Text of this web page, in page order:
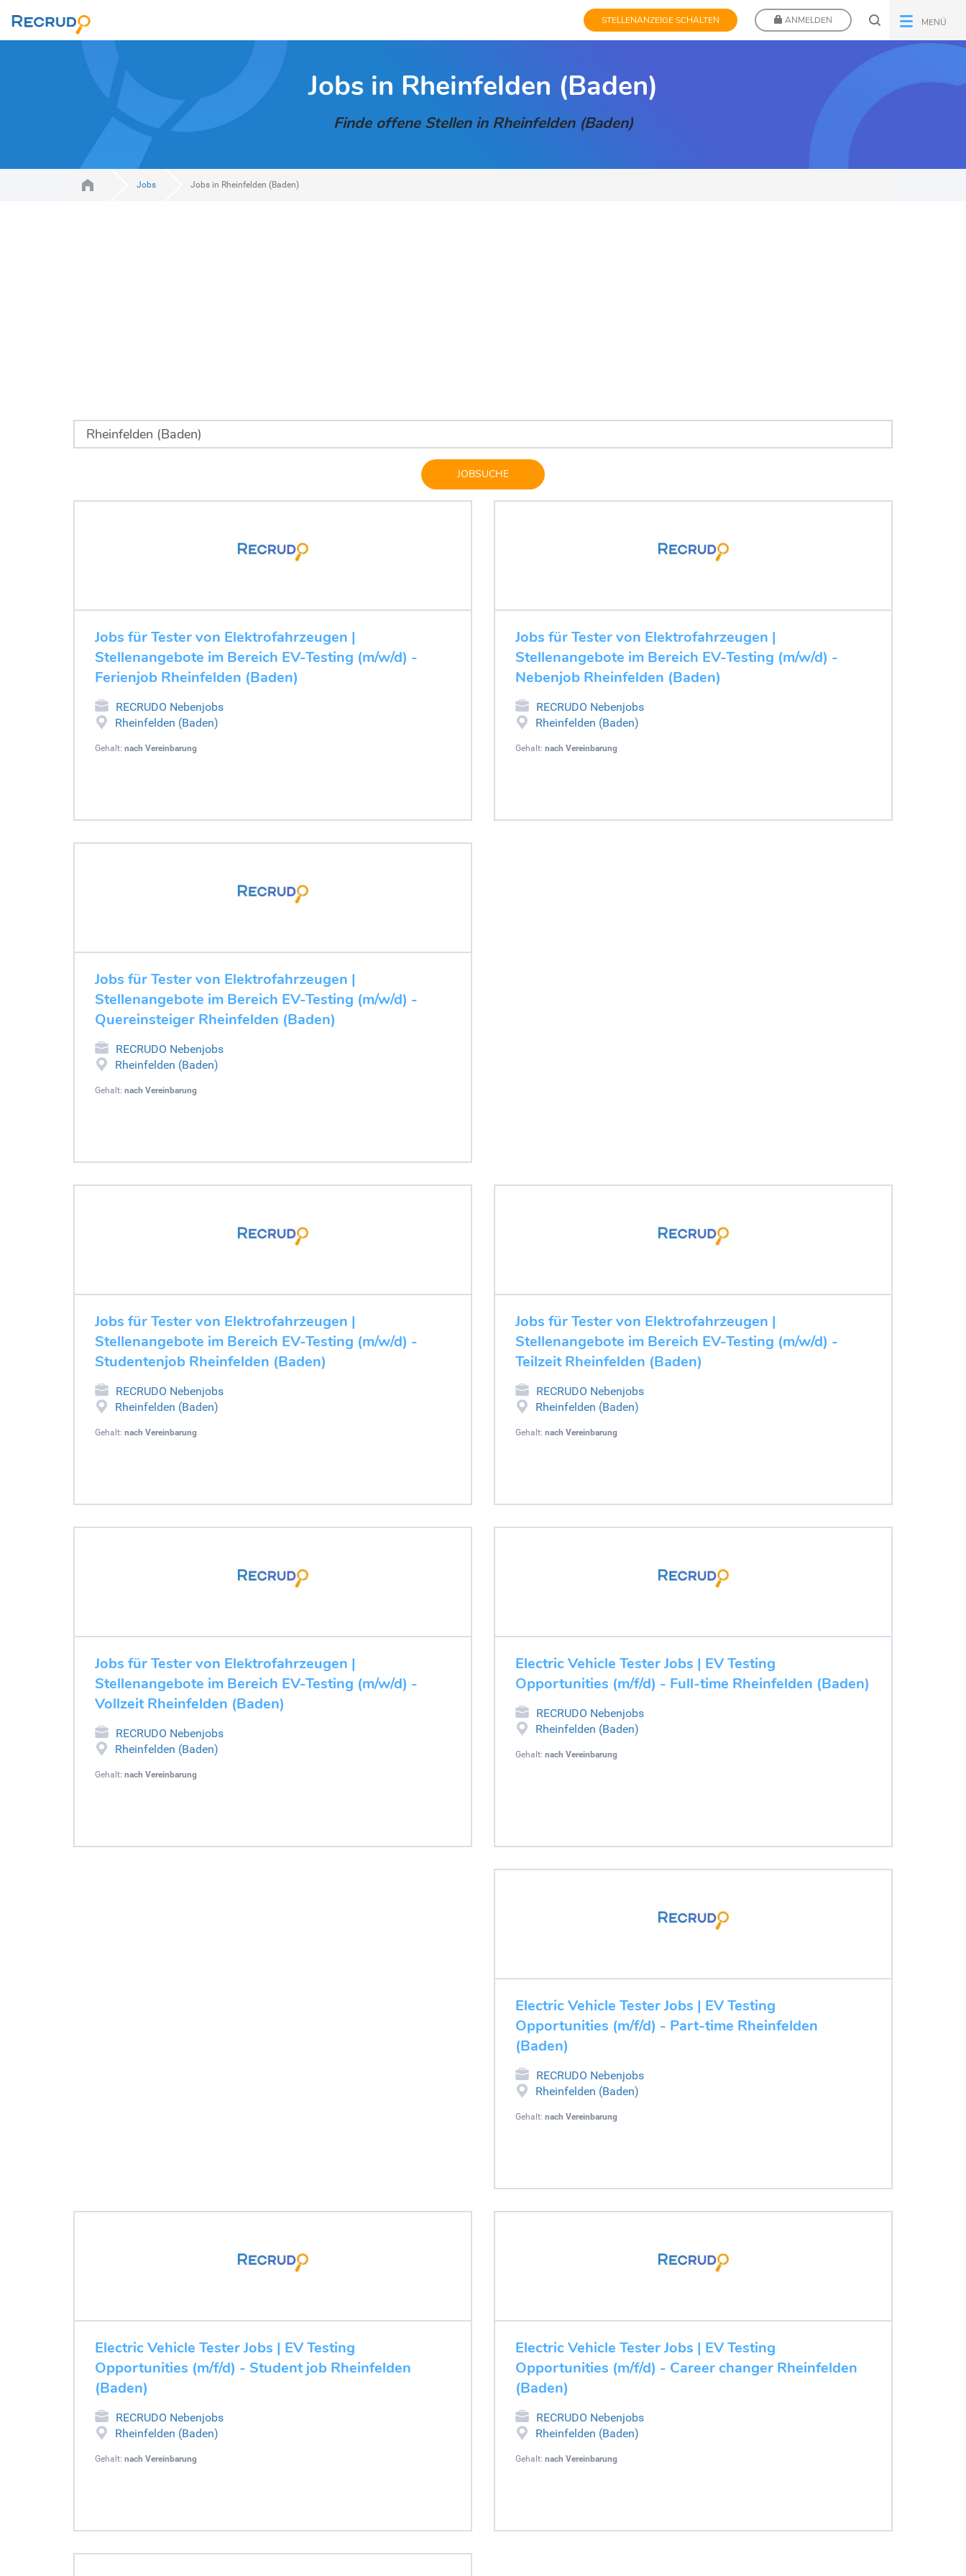
STELLENANZEIGE SCHALTEN ANMELDEN MENÜ
Jobs in Rheinfelden (Baden)
Finde offene Stellen in Rheinfelden (Baden)
Jobs Jobs in Rheinfelden (Baden)
JOBSUCHE
Jobs für Tester von Elektrofahrzeugen |
Stellenangebote im Bereich EV-Testing (m/w/d) -
Ferienjob Rheinfelden (Baden)
RECRUDO Nebenjobs
Rheinfelden (Baden)
Gehalt: nach Vereinbarung
Jobs für Tester von Elektrofahrzeugen |
Stellenangebote im Bereich EV-Testing (m/w/d) -
Nebenjob Rheinfelden (Baden)
RECRUDO Nebenjobs
Rheinfelden (Baden)
Gehalt: nach Vereinbarung
Jobs für Tester von Elektrofahrzeugen |
Stellenangebote im Bereich EV-Testing (m/w/d) -
Quereinsteiger Rheinfelden (Baden)
RECRUDO Nebenjobs
Rheinfelden (Baden)
Gehalt: nach Vereinbarung
Jobs für Tester von Elektrofahrzeugen |
Stellenangebote im Bereich EV-Testing (m/w/d) -
Studentenjob Rheinfelden (Baden)
RECRUDO Nebenjobs
Rheinfelden (Baden)
Gehalt: nach Vereinbarung
Jobs für Tester von Elektrofahrzeugen |
Stellenangebote im Bereich EV-Testing (m/w/d) -
Teilzeit Rheinfelden (Baden)
RECRUDO Nebenjobs
Rheinfelden (Baden)
Gehalt: nach Vereinbarung
Jobs für Tester von Elektrofahrzeugen |
Stellenangebote im Bereich EV-Testing (m/w/d) -
Vollzeit Rheinfelden (Baden)
RECRUDO Nebenjobs
Rheinfelden (Baden)
Gehalt: nach Vereinbarung
Electric Vehicle Tester Jobs | EV Testing
Opportunities (m/f/d) - Full-time Rheinfelden (Baden)
RECRUDO Nebenjobs
Rheinfelden (Baden)
Gehalt: nach Vereinbarung
Electric Vehicle Tester Jobs | EV Testing
Opportunities (m/f/d) - Part-time Rheinfelden
(Baden)
RECRUDO Nebenjobs
Rheinfelden (Baden)
Gehalt: nach Vereinbarung
Electric Vehicle Tester Jobs | EV Testing
Opportunities (m/f/d) - Student job Rheinfelden
(Baden)
RECRUDO Nebenjobs
Rheinfelden (Baden)
Gehalt: nach Vereinbarung
Electric Vehicle Tester Jobs | EV Testing
Opportunities (m/f/d) - Career changer Rheinfelden
(Baden)
RECRUDO Nebenjobs
Rheinfelden (Baden)
Gehalt: nach Vereinbarung